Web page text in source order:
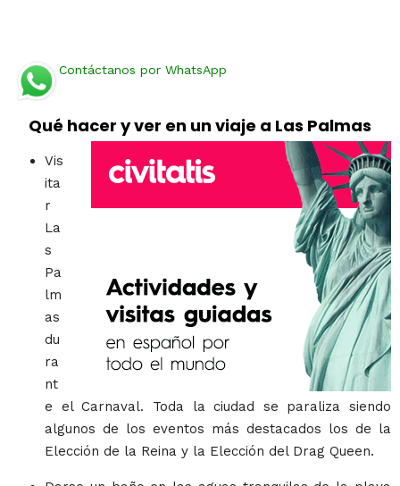
Contáctanos por WhatsApp
Qué hacer y ver en un viaje a Las Palmas
Vis
ita
r
La
s
Pa
lm
as
du
ra
nt
e el Carnaval. Toda la ciudad se paraliza siendo
algunos de los eventos más destacados los de la
Elección de la Reina y la Elección del Drag Queen.